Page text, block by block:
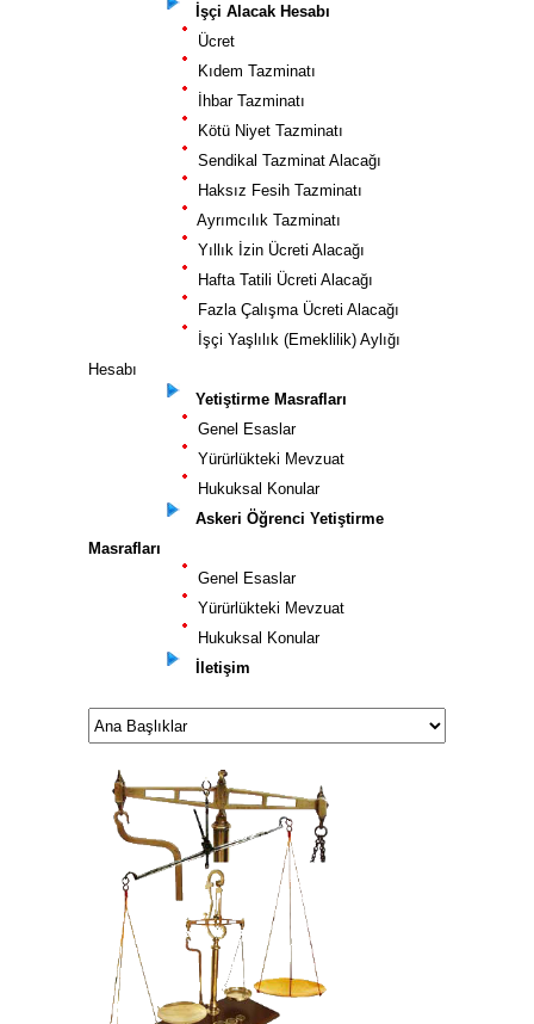
İşçi Alacak Hesabı
Ücret
Kıdem Tazminatı
İhbar Tazminatı
Kötü Niyet Tazminatı
Sendikal Tazminat Alacağı
Haksız Fesih Tazminatı
Ayrımcılık Tazminatı
Yıllık İzin Ücreti Alacağı
Hafta Tatili Ücreti Alacağı
Fazla Çalışma Ücreti Alacağı
İşçi Yaşlılık (Emeklilik) Aylığı
Hesabı
Yetiştirme Masrafları
Genel Esaslar
Yürürlükteki Mevzuat
Hukuksal Konular
Askeri Öğrenci Yetiştirme
Masrafları
Genel Esaslar
Yürürlükteki Mevzuat
Hukuksal Konular
İletişim